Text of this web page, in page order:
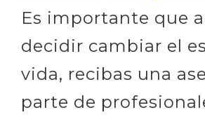
Es importante que
decidir cambiar el
vida, recibas una
parte de